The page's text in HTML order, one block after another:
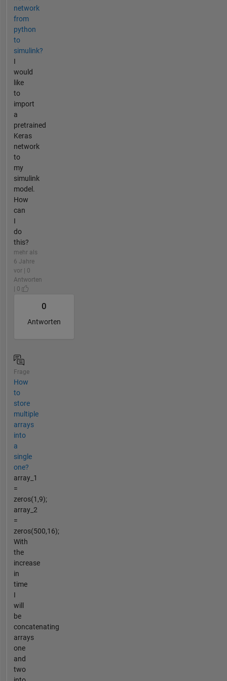
network
from
python
to
simulink?
I
would
like
to
import
a
pretrained
Keras
network
to
my
simulink
model.
How
can
I
do
this?
mehr als
6 Jahre
vor | 0
Antworten
| 0
0
Antworten
Frage
How
to
store
multiple
arrays
into
a
single
one?
array_1
=
zeros(1,9);
array_2
=
zeros(500,16);
With
the
increase
in
time
I
will
be
concatenating
arrays
one
and
two